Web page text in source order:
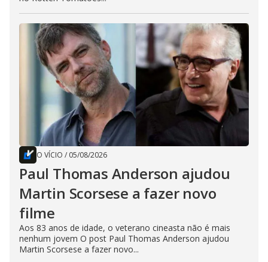
O VÍCIO / 05/08/2026
Paul Thomas Anderson ajudou
Martin Scorsese a fazer novo
filme
Aos 83 anos de idade, o veterano cineasta não é mais
nenhum jovem O post Paul Thomas Anderson ajudou
Martin Scorsese a fazer novo...